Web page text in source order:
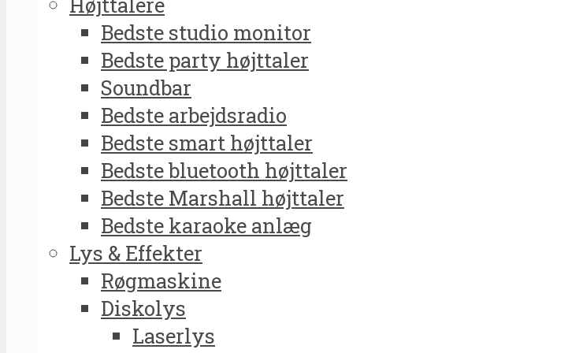
Bedste studio monitor
Bedste party højttaler
Soundbar
Bedste arbejdsradio
Bedste smart højttaler
Bedste bluetooth højttaler
Bedste Marshall højttaler
Bedste karaoke anlæg
Lys & Effekter
Røgmaskine
Diskolys
Laserlys